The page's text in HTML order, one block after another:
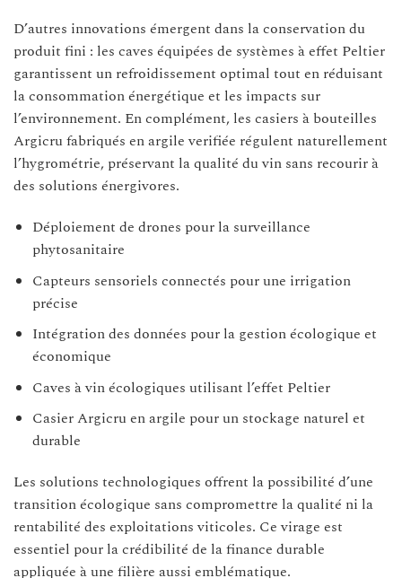
D’autres innovations émergent dans la conservation du
produit fini : les caves équipées de systèmes à effet Peltier
garantissent un refroidissement optimal tout en réduisant
la consommation énergétique et les impacts sur
l’environnement. En complément, les casiers à bouteilles
Argicru fabriqués en argile verifiée régulent naturellement
l’hygrométrie, préservant la qualité du vin sans recourir à
des solutions énergivores.
Déploiement de drones pour la surveillance
phytosanitaire
Capteurs sensoriels connectés pour une irrigation
précise
Intégration des données pour la gestion écologique et
économique
Caves à vin écologiques utilisant l’effet Peltier
Casier Argicru en argile pour un stockage naturel et
durable
Les solutions technologiques offrent la possibilité d’une
transition écologique sans compromettre la qualité ni la
rentabilité des exploitations viticoles. Ce virage est
essentiel pour la crédibilité de la finance durable
appliquée à une filière aussi emblématique.